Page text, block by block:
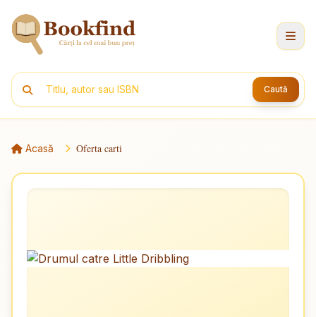
Caută
Acasă Oferta carti